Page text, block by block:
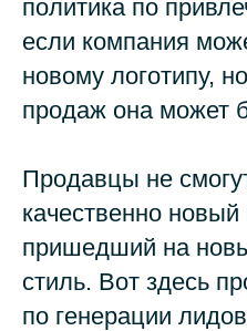
политика по
если компания
новому логотипу,
продаж она может
Продавцы не
качественно новый
пришедший на
стиль. Вот здесь
по генерации